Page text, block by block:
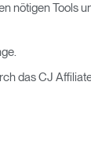
nötigen Tools
das CJ